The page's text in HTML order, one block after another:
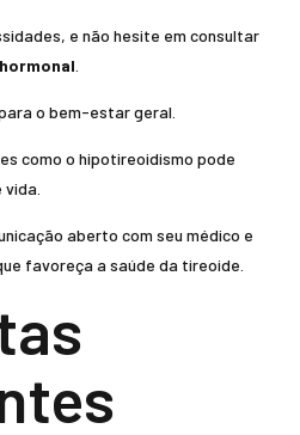
e não hesite em consultar
o bem-estar geral.
como o hipotireoidismo pode
aberto com seu médico e
favoreça a saúde da tireoide.